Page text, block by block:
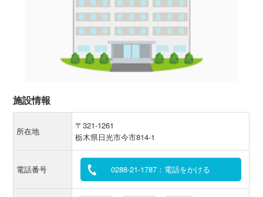
施設情報
所在地
〒321-1261
栃木県日光市今市814-1
電話番号 0288-21-1787：電話をかける